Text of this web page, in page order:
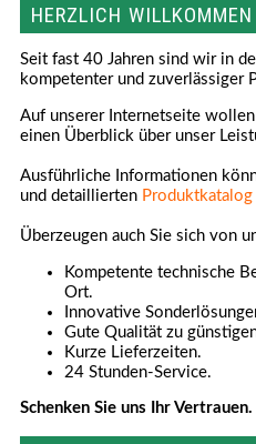
HERZLICH
Seit fast 40 Jahren sind wir in
kompetenter und zuverlässiger
Auf unserer Internetseite wollen
einen Überblick über unser
Ausführliche Informationen
und detaillierten Produktkatalog
Überzeugen auch Sie sich von
Kompetente technische
Ort.
Innovative
Gute Qualität zu
Kurze Lieferzeiten.
24 Stunden-Service.
Schenken Sie uns Ihr Vertrauen.